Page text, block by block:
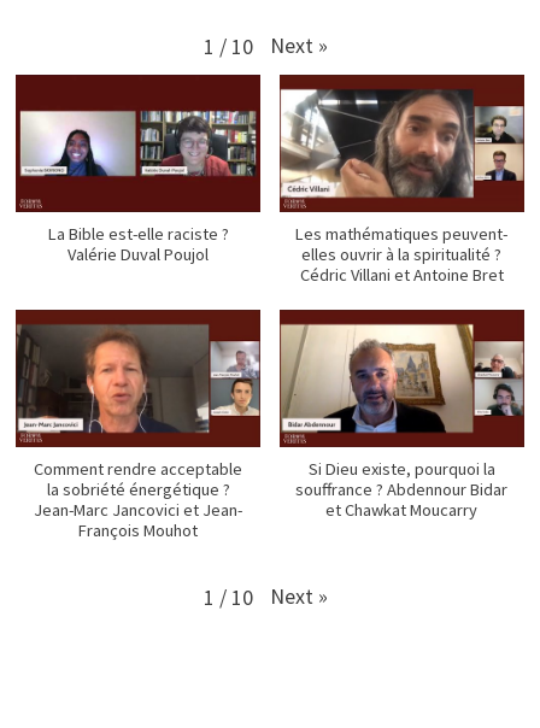
1 / 10 Next »
La Bible est-elle raciste ?
Valérie Duval Poujol
Les mathématiques peuvent-
elles ouvrir à la spiritualité ?
Cédric Villani et Antoine Bret
Comment rendre acceptable
la sobriété énergétique ?
Jean-Marc Jancovici et Jean-
François Mouhot
Si Dieu existe, pourquoi la
souffrance ? Abdennour Bidar
et Chawkat Moucarry
1 / 10 Next »